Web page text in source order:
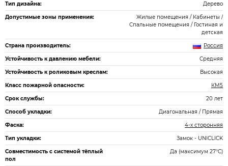
Тип дизайна:
Дерево
Допустимые зоны применения:
Жилые помещения / Кабинеты /
Спальные помещения / Гостиная и
детская
Страна производитель:
Россия
Устойчивость к давлению мебели:
Средняя
Устойчивость к роликовым креслам:
Высокая
Класс пожарной опасности:
КМ5
Срок службы:
20 лет
Способ укладки:
Диагональная / Прямая
Фаска:
4-х сторонняя
Тип укладки:
Замок - UNICLICK
Совместимость с системой тёплый
пол
Да (максимум 27°C)